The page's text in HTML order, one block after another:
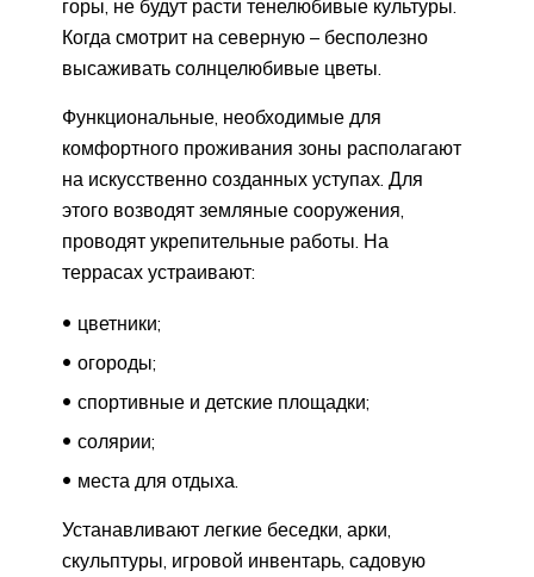
горы, не будут расти тенелюбивые культуры.
Когда смотрит на северную – бесполезно
высаживать солнцелюбивые цветы.
Функциональные, необходимые для
комфортного проживания зоны располагают
на искусственно созданных уступах. Для
этого возводят земляные сооружения,
проводят укрепительные работы. На
террасах устраивают:
цветники;
огороды;
спортивные и детские площадки;
солярии;
места для отдыха.
Устанавливают легкие беседки, арки,
скульптуры, игровой инвентарь, садовую